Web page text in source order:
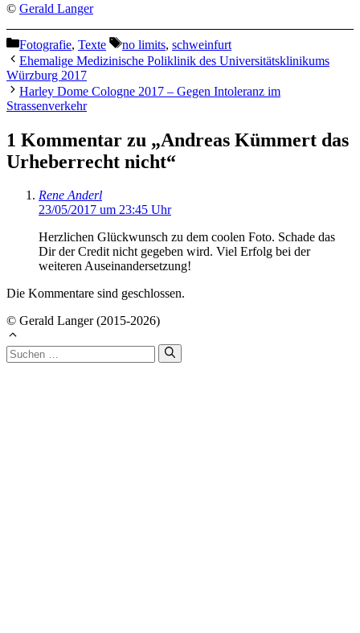
© Gerald Langer
Kategorien
Fotografie, Texte Schlagwörter
no limits, schweinfurt
Ehemalige Medizinische Poliklinik des Universitätsklinikums
Würzburg 2017
Harley Dome Cologne 2017 – Gegen Intoleranz im
Strassenverkehr
1 Kommentar zu „Andreas Kümmert das
Urheberrecht nicht“
Rene Anderl
23/05/2017 um 23:45 Uhr
Herzlichen Glückwunsch zu dem coolen Foto. Schade das
Dir der Credit nicht gegeben wird. Viel Erfolg bei der
weiteren Auseinandersetzung!
Die Kommentare sind geschlossen.
© Gerald Langer (2015-2026)
Suchen
nach: